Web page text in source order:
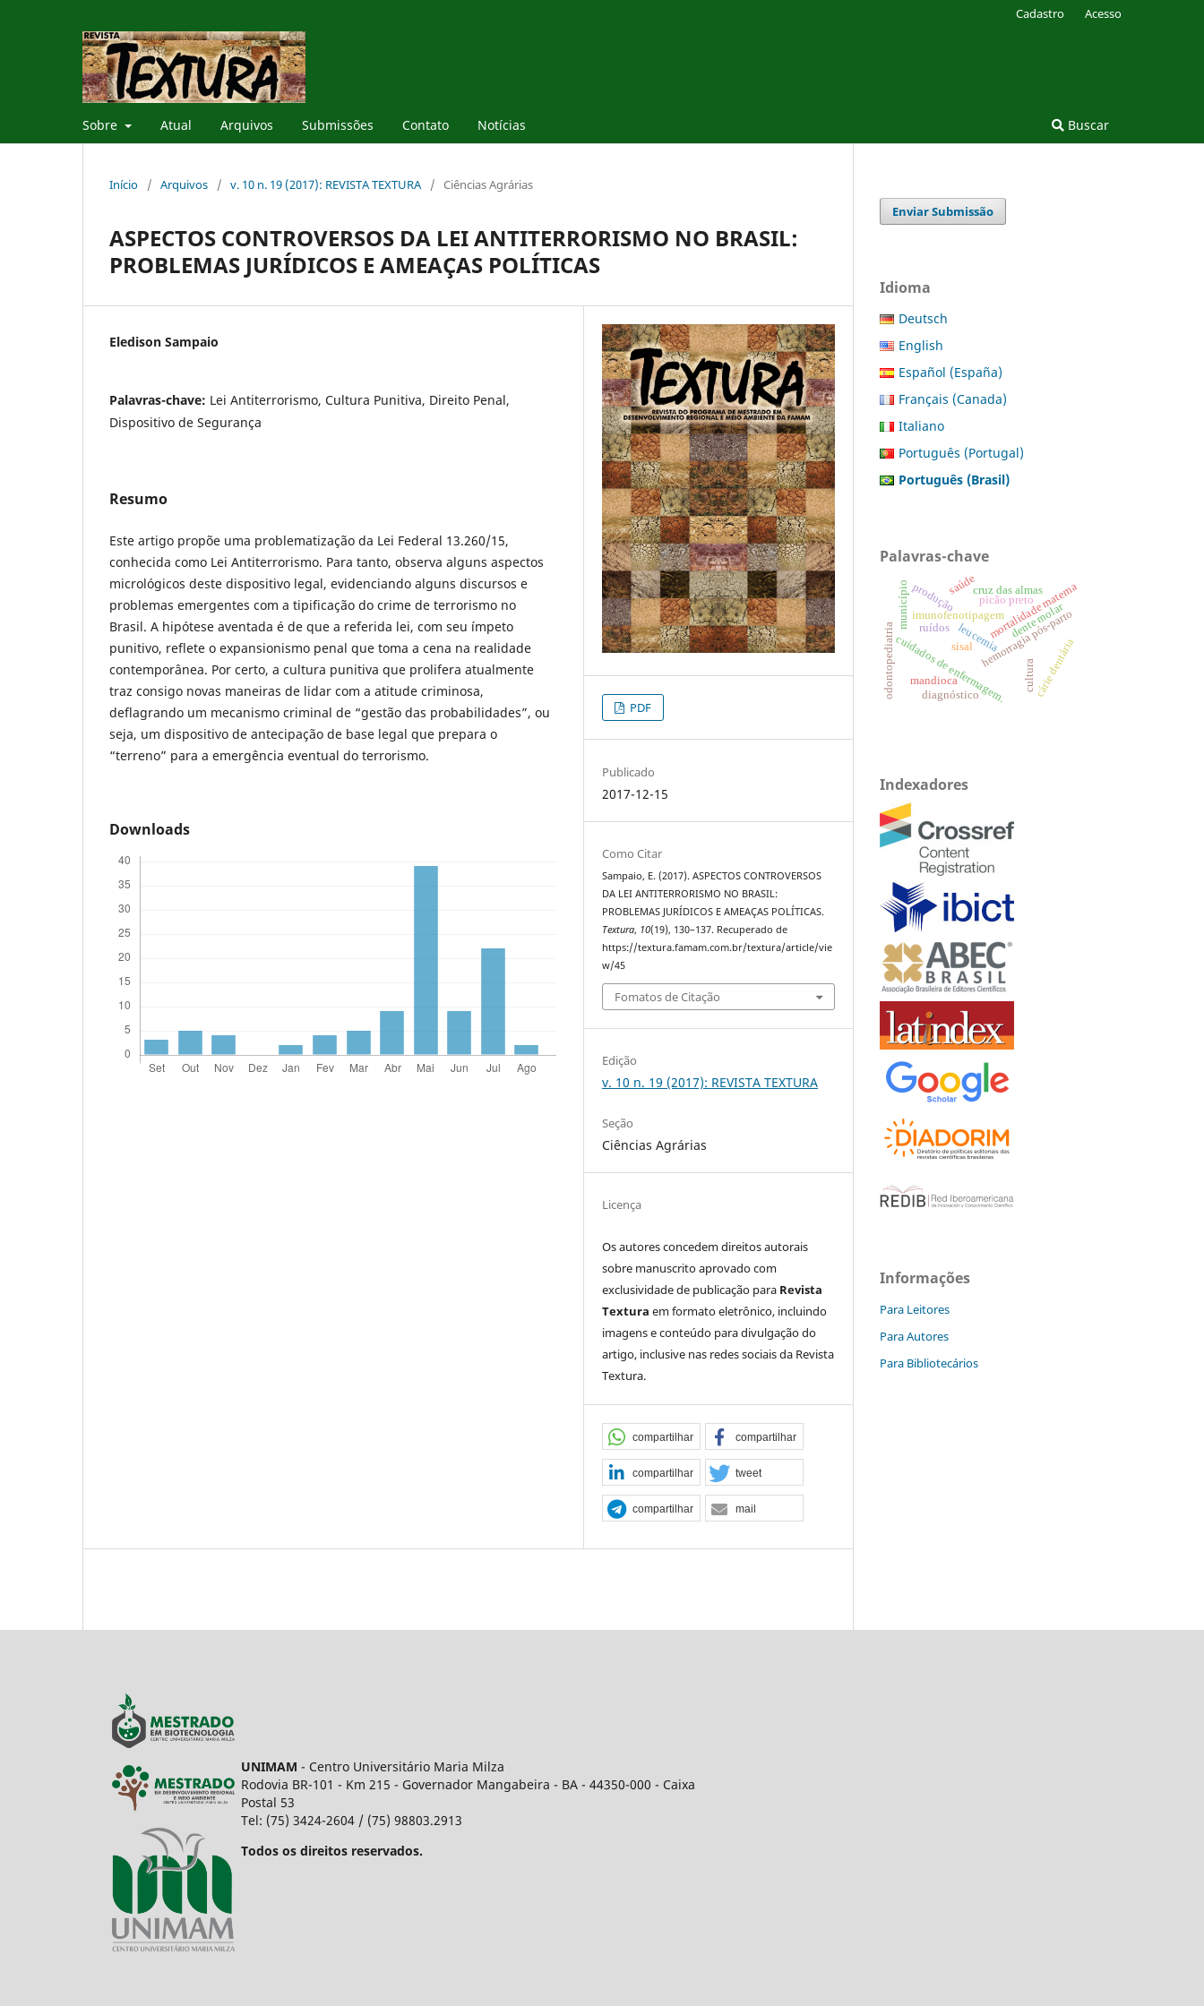
Sobre Atual Arquivos Submissões Contato Notícias Buscar
Cadastro Acesso
Início / Arquivos / v. 10 n. 19 (2017): REVISTA TEXTURA / Ciências Agrárias
ASPECTOS CONTROVERSOS DA LEI ANTITERRORISMO NO BRASIL:
PROBLEMAS JURÍDICOS E AMEAÇAS POLÍTICAS
Eledison Sampaio
Palavras-chave: Lei Antiterrorismo, Cultura Punitiva, Direito Penal,
Dispositivo de Segurança
Resumo
Este artigo propõe uma problematização da Lei Federal 13.260/15,
conhecida como Lei Antiterrorismo. Para tanto, observa alguns aspectos
micrológicos deste dispositivo legal, evidenciando alguns discursos e
problemas emergentes com a tipificação do crime de terrorismo no
Brasil. A hipótese aventada é de que a referida lei, com seu ímpeto
punitivo, reflete o expansionismo penal que toma a cena na realidade
contemporânea. Por certo, a cultura punitiva que prolifera atualmente
traz consigo novas maneiras de lidar com a atitude criminosa,
deflagrando um mecanismo criminal de “gestão das probabilidades”, ou
seja, um dispositivo de antecipação de base legal que prepara o
“terreno” para a emergência eventual do terrorismo.
Downloads
PDF
Publicado
2017-12-15
Como Citar
Sampaio, E. (2017). ASPECTOS CONTROVERSOS
DA LEI ANTITERRORISMO NO BRASIL:
PROBLEMAS JURÍDICOS E AMEAÇAS POLÍTICAS.
Textura, 10(19), 130–137. Recuperado de
https://textura.famam.com.br/textura/article/vie
w/45
Fomatos de Citação
Edição
v. 10 n. 19 (2017): REVISTA TEXTURA
Seção
Ciências Agrárias
Licença
Os autores concedem direitos autorais
sobre manuscrito aprovado com
exclusividade de publicação para Revista
Textura em formato eletrônico, incluindo
imagens e conteúdo para divulgação do
artigo, inclusive nas redes sociais da Revista
Textura.
compartilhar compartilhar
compartilhar tweet
compartilhar mail
Enviar Submissão
Idioma
Deutsch
English
Español (España)
Français (Canada)
Italiano
Português (Portugal)
Português (Brasil)
Palavras-chave
cuidados de enfermagem.
mortalidade materna
hemorragia pós-parto
leucemia
imunofenotipagem
diagnóstico
odontopediatria cárie dentária
dente molar
picão preto
mandioca
produção
município cruz das almas
cultura
sisal
saúde
ruídos
Indexadores
Informações
Para Leitores
Para Autores
Para Bibliotecários
UNIMAM - Centro Universitário Maria Milza
Rodovia BR-101 - Km 215 - Governador Mangabeira - BA - 44350-000 - Caixa
Postal 53
Tel: (75) 3424-2604 / (75) 98803.2913
Todos os direitos reservados.